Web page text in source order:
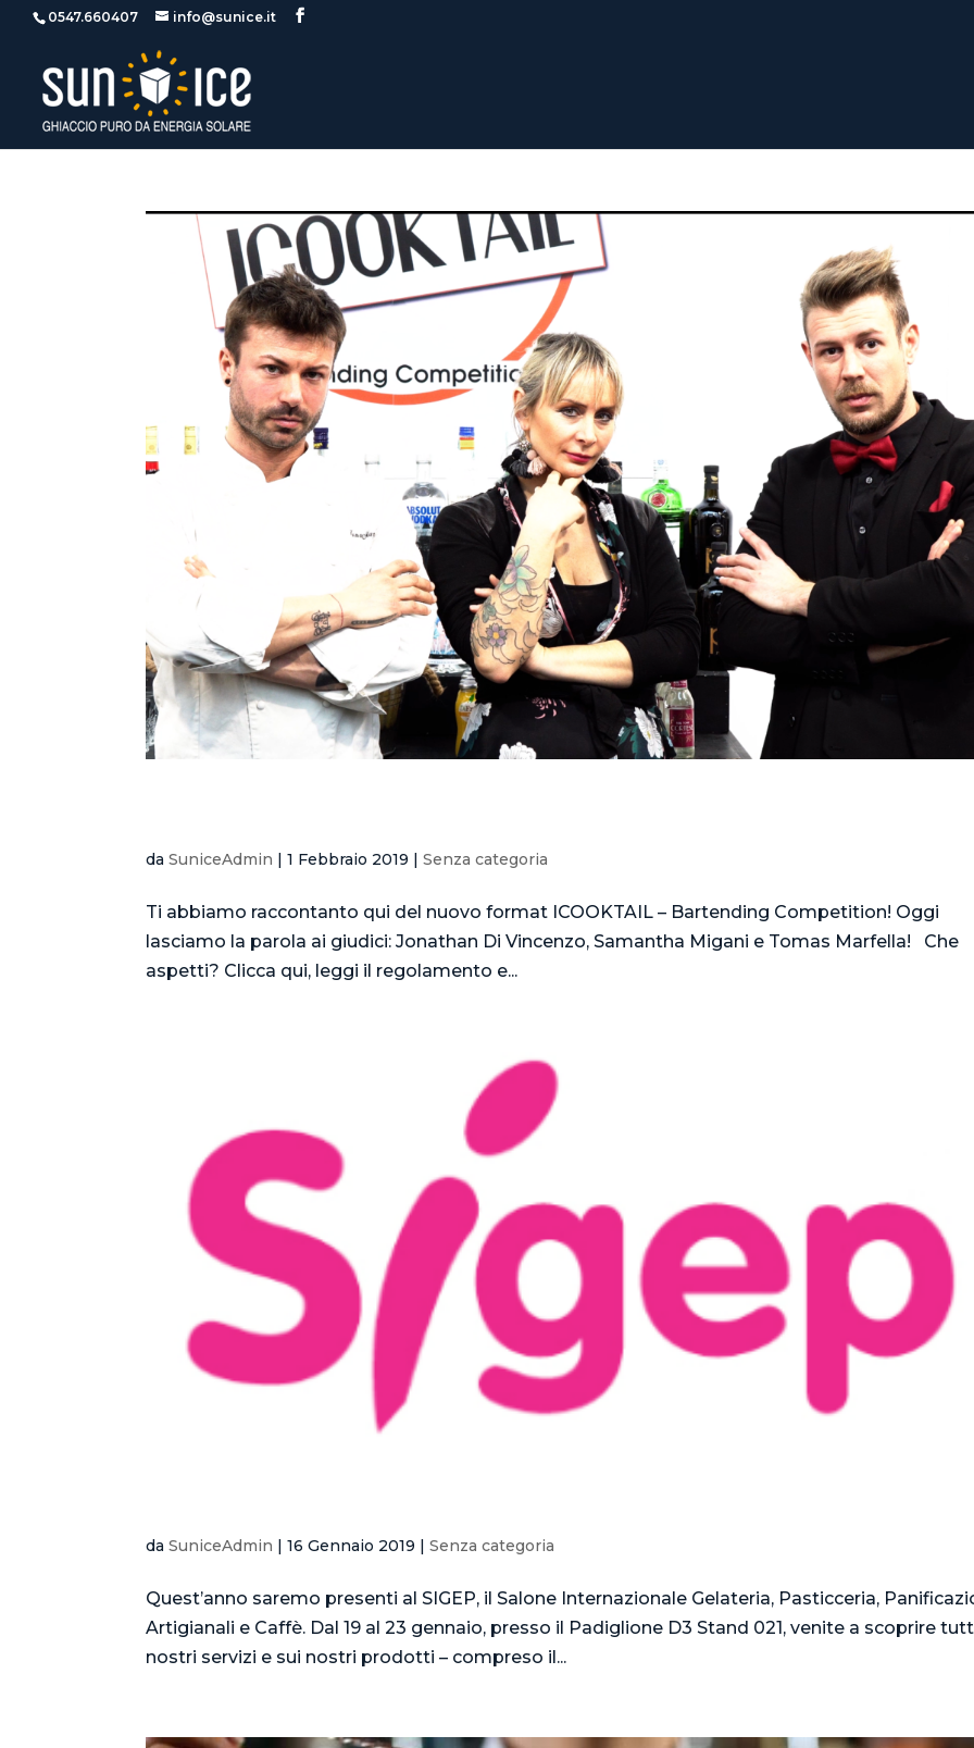
0547.660407 info@sunice.it
daSuniceAdmin |1 Febbraio 2019 |Senza categoria
Ti abbiamo raccontanto qui del nuovo format ICOOKTAIL – Bartending Competition! Oggi
lasciamo la parola ai giudici: Jonathan Di Vincenzo, Samantha Migani e Tomas Marfella! Che
aspetti? Clicca qui, leggi il regolamento e...
daSuniceAdmin |16 Gennaio 2019 |Senza categoria
Quest’anno saremo presenti al SIGEP, il Salone Internazionale Gelateria, Pasticceria,
Artigianali e Caffè. Dal 19 al 23 gennaio, presso il Padiglione D3 Stand 021, venite a scoprire
nostri servizi e sui nostri prodotti – compreso il...